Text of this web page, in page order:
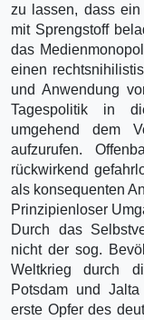
zu lassen, dass ein
mit Sprengstoff
das
einen
und Anwendung
Tagespolitik in
umgehend dem
aufzurufen.
rückwirkend
als konsequenten
Prinzipienloser
Durch das
nicht der sog.
Weltkrieg durch
Potsdam und
erste Opfer des